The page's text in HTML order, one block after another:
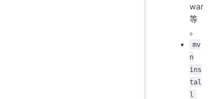
war
等
。
mv
n
ins
tal
l